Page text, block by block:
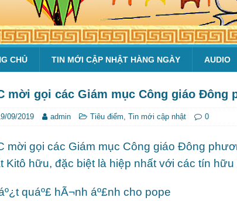
CHỦ TIN MỚI CẬP NHẬT HÀNG NGÀY AUDIO
mời gọi các Giám mục Công giáo Đông
09/2019 admin Tiêu điểm, Tin mới cập nhật 0
mời gọi các Giám mục Công giáo Đông
Kitô hữu, đặc biệt là hiệp nhất với các tín